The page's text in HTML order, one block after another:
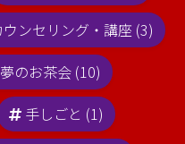
ンセリング・講座 (3)
夢のお茶会 (10)
手しごと (1)